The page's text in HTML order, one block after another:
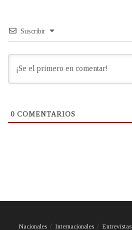
Suscribir
0 COMENTARIOS
Nacionales Internacionales Entrevistas